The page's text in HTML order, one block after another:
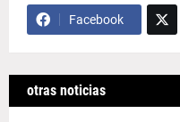
Facebook
otras noticias